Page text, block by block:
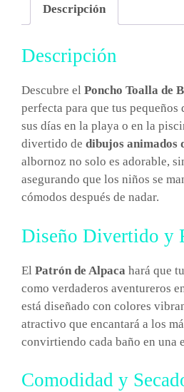
Descripción
Descripción
Descubre el Poncho Toalla de
perfecta para que tus
sus días en la playa o en la
divertido de dibujos animados
albornoz no solo es adorable,
asegurando que los niños se
cómodos después de nadar.
Diseño Divertido y
El Patrón de Alpaca hará que
como verdaderos aventureros
está diseñado con colores
atractivo que encantará a los
convirtiendo cada baño en una
Comodidad y